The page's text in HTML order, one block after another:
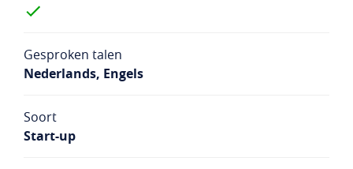
Gesproken talen
Nederlands, Engels
Soort
Start-up